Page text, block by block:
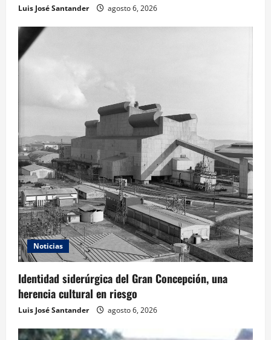
Luis José Santander agosto 6, 2026
Noticias
Identidad siderúrgica del Gran Concepción, una
herencia cultural en riesgo
Luis José Santander agosto 6, 2026